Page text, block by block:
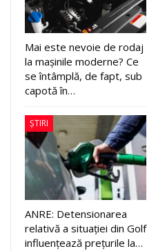
Mai este nevoie de rodaj
la mașinile moderne? Ce
se întâmplă, de fapt, sub
capotă în…
ȘTIRI
ANRE: Detensionarea
relativă a situației din Golf
influențează prețurile la…